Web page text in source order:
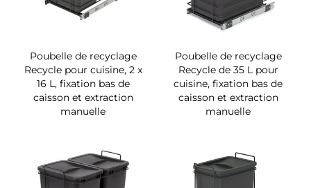
Poubelle de recyclage
Recycle pour cuisine, 2 x
16 L, fixation bas de
caisson et extraction
manuelle
Poubelle de recyclage
Recycle de 35 L pour
cuisine, fixation bas de
caisson et extraction
manuelle